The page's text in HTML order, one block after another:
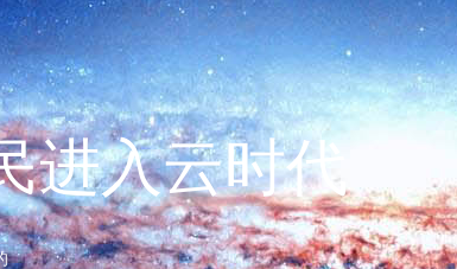
进入云时代